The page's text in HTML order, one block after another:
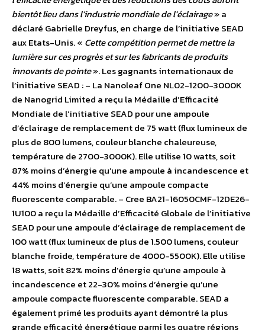
bientôt lieu dans l’industrie mondiale de l’éclairage» a
déclaré Gabrielle Dreyfus, en charge de l’initiative SEAD
aux Etats-Unis. « Cette compétition permet de mettre la
lumière sur ces progrès et sur les fabricants de produits
innovants de pointe». Les gagnants internationaux de
l’initiative SEAD : – La Nanoleaf One NL02-1200-3000K
de Nanogrid Limited a reçu la Médaille d’Efficacité
Mondiale de l’initiative SEAD pour une ampoule
d’éclairage de remplacement de 75 watt (flux lumineux de
plus de 800 lumens, couleur blanche chaleureuse,
température de 2700-3000K). Elle utilise 10 watts, soit
87% moins d’énergie qu’une ampoule à incandescence et
44% moins d’énergie qu’une ampoule compacte
fluorescente comparable. – Cree BA21-16050CMF-12DE26-
1U100 a reçu la Médaille d’Efficacité Globale de l’initiative
SEAD pour une ampoule d’éclairage de remplacement de
100 watt (flux lumineux de plus de 1.500 lumens, couleur
blanche froide, température de 4000-5500K). Elle utilise
18 watts, soit 82% moins d’énergie qu’une ampoule à
incandescence et 22-30% moins d’énergie qu’une
ampoule compacte fluorescente comparable. SEAD a
également primé les produits ayant démontré la plus
grande efficacité énergétique parmi les quatre régions